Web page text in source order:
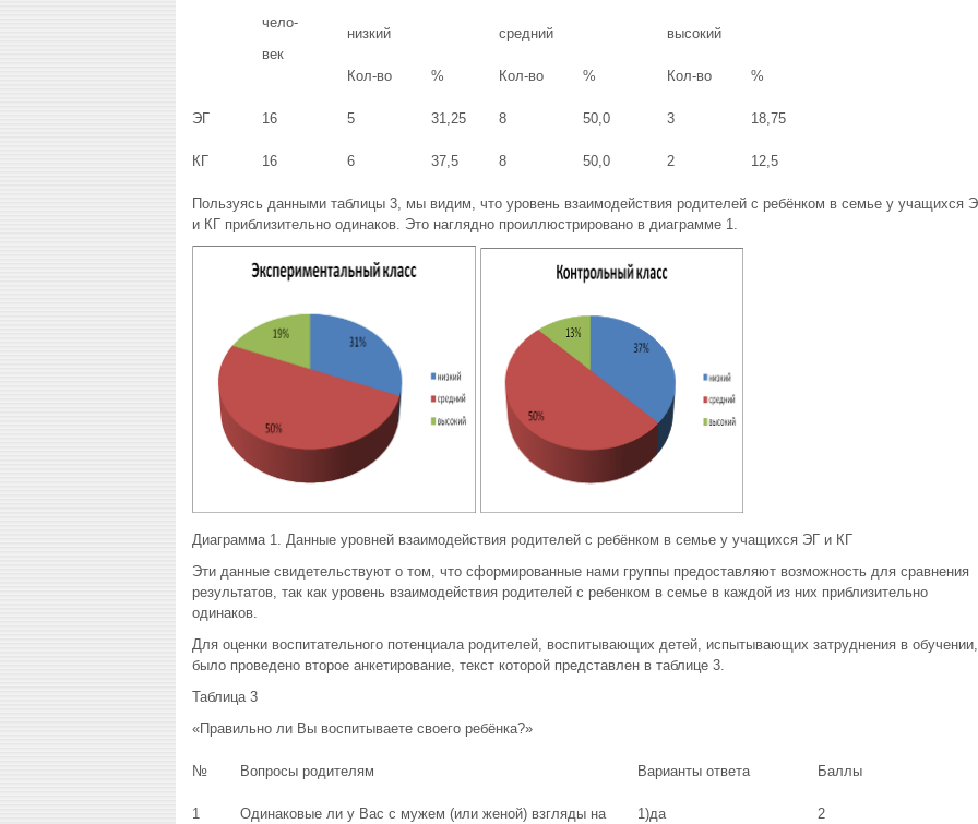
чело-
век
низкий средний высокий
Кол-во % Кол-во % Кол-во %
ЭГ 16 5 31,25 8 50,0 3 18,75
КГ 16 6 37,5 8 50,0 2 12,5
Пользуясь данными таблицы 3, мы видим, что уровень взаимодействия родителей с ребёнком в семье у учащихся
и КГ приблизительно одинаков. Это наглядно проиллюстрировано в диаграмме 1.
Диаграмма 1. Данные уровней взаимодействия родителей с ребёнком в семье у учащихся ЭГ и КГ
Эти данные свидетельствуют о том, что сформированные нами группы предоставляют возможность для сравнения
результатов, так как уровень взаимодействия родителей с ребенком в семье в каждой из них приблизительно
одинаков.
Для оценки воспитательного потенциала родителей, воспитывающих детей, испытывающих затруднения в обучении,
было проведено второе анкетирование, текст которой представлен в таблице 3.
Таблица 3
«Правильно ли Вы воспитываете своего ребёнка?»
№ Вопросы родителям Варианты ответа Баллы
1
Одинаковые ли у Вас с мужем (или женой) взгляды на
1)да
2